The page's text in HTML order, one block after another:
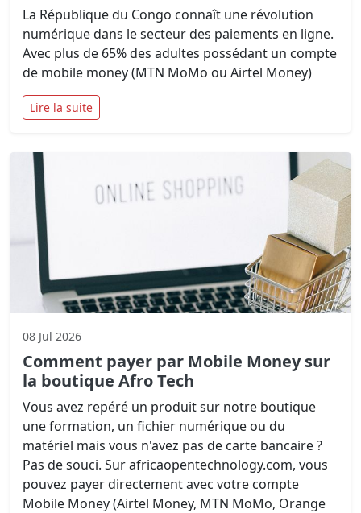
La République du Congo connaît une révolution
numérique dans le secteur des paiements en ligne.
Avec plus de 65% des adultes possédant un compte
de mobile money (MTN MoMo ou Airtel Money)
Lire la suite
08 Jul 2026
Comment payer par Mobile Money sur
la boutique Afro Tech
Vous avez repéré un produit sur notre boutique
une formation, un fichier numérique ou du
matériel mais vous n'avez pas de carte bancaire ?
Pas de souci. Sur africaopentechnology.com, vous
pouvez payer directement avec votre compte
Mobile Money (Airtel Money, MTN MoMo, Orange